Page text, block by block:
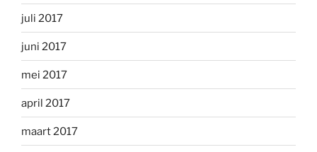
juli 2017
juni 2017
mei 2017
april 2017
maart 2017